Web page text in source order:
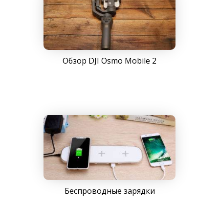
Обзор DJI Osmo Mobile 2
Беспроводные зарядки